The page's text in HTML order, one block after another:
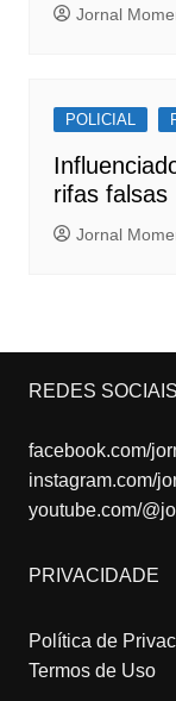
Jornal
POLICIAL
rifas falsas
Jornal
REDES SOCIAIS
facebook.com/
instagram.com/
youtube.com/
PRIVACIDADE
Política de
Termos de Uso